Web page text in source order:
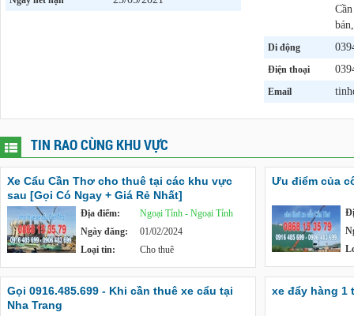
Di động
Điện thoại
Email
TIN RAO CÙNG KHU VỰC
Xe Cẩu Cần Thơ cho thuê tại các khu vực
sau [Gọi Có Ngay + Giá Rẻ Nhất]
Địa điểm:
Ngoại Tỉnh - Ngoại Tỉnh
Ngày đăng:
01/02/2024
Loại tin:
Cho thuê
Ưu điểm của
Gọi 0916.485.699 - Khi cần thuê xe cẩu tại
Nha Trang
xe đẩy hàng 1